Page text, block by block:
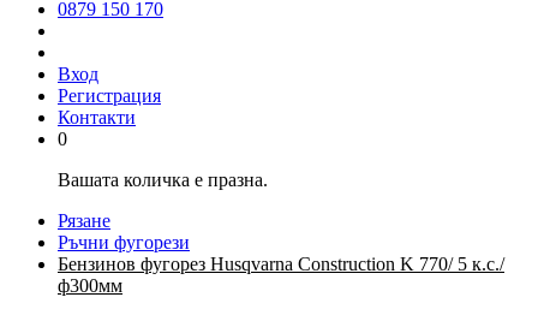
0879 150 170
Вход
Регистрация
Контакти
0
Вашата количка е празна.
Рязане
Ръчни фугорези
Бензинов фугорез Husqvarna Construction K 770/ 5 к.с./
ф300мм